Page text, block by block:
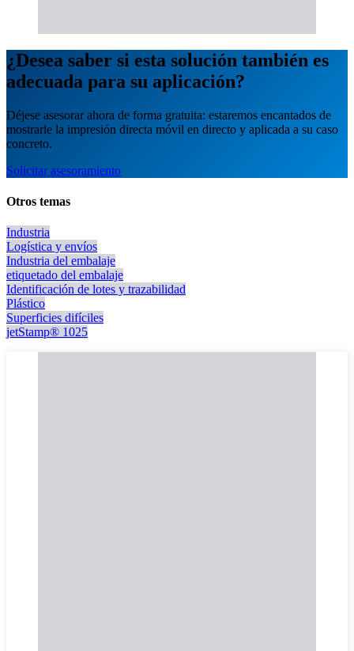
¿Desea saber si esta solución también es
adecuada para su aplicación?
Déjese asesorar ahora de forma gratuita: estaremos encantados de
mostrarle la impresión directa móvil en directo y aplicada a su caso
concreto.
Solicitar asesoramiento
Otros temas
Industria
Logística y envíos
Industria del embalaje
etiquetado del embalaje
Identificación de lotes y trazabilidad
Plástico
Superficies difíciles
jetStamp® 1025